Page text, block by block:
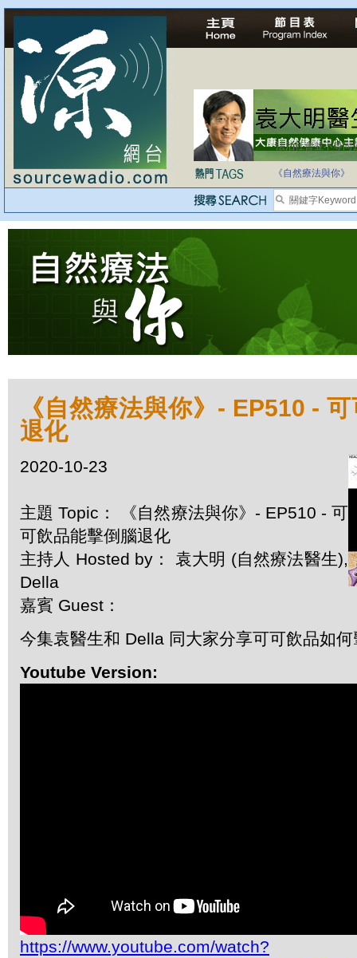
法治社會並不等同
《自然療法與你》
《自然療法與你》- EP510 -
退化
2020-10-23
主題 Topic： 《自然療法與你》- EP510 - 可
可飲品能擊倒腦退化
主持人 Hosted by： 袁大明 (自然療法醫生),
Della
嘉賓 Guest：
今集袁醫生和 Della 同大家分享可可飲品如
Youtube Version:
https://www.youtube.com/watch?